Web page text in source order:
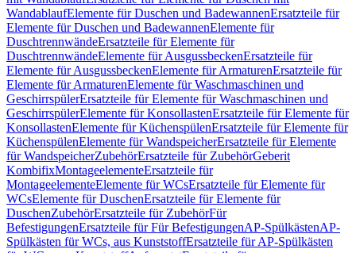
WandablaufElemente für Duschen und BadewannenErsatzteile für
Elemente für Duschen und BadewannenElemente für
DuschtrennwändeErsatzteile für Elemente für
DuschtrennwändeElemente für AusgussbeckenErsatzteile für
Elemente für AusgussbeckenElemente für ArmaturenErsatzteile für
Elemente für ArmaturenElemente für Waschmaschinen und
GeschirrspülerErsatzteile für Elemente für Waschmaschinen und
GeschirrspülerElemente für KonsollastenErsatzteile für Elemente für
KonsollastenElemente für KüchenspülenErsatzteile für Elemente für
KüchenspülenElemente für WandspeicherErsatzteile für Elemente
für WandspeicherZubehörErsatzteile für ZubehörGeberit
KombifixMontageelementeErsatzteile für
MontageelementeElemente für WCsErsatzteile für Elemente für
WCsElemente für DuschenErsatzteile für Elemente für
DuschenZubehörErsatzteile für ZubehörFür
BefestigungenErsatzteile für Für BefestigungenAP-SpülkästenAP-
Spülkästen für WCs, aus KunststoffErsatzteile für AP-Spülkästen